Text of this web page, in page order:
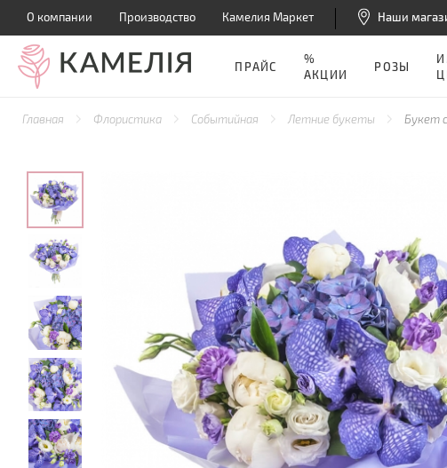
О компании Производство Камелия Маркет Наши
ПРАЙС
%
АКЦИИ
РОЗЫ
Главная Флористика Событийная Летние букеты Букет